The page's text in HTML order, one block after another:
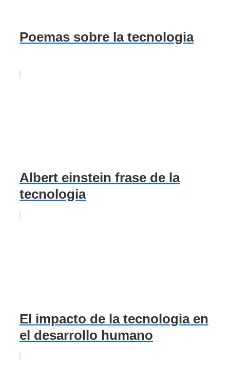
Poemas sobre la tecnologia
Albert einstein frase de la
tecnologia
El impacto de la tecnologia en
el desarrollo humano